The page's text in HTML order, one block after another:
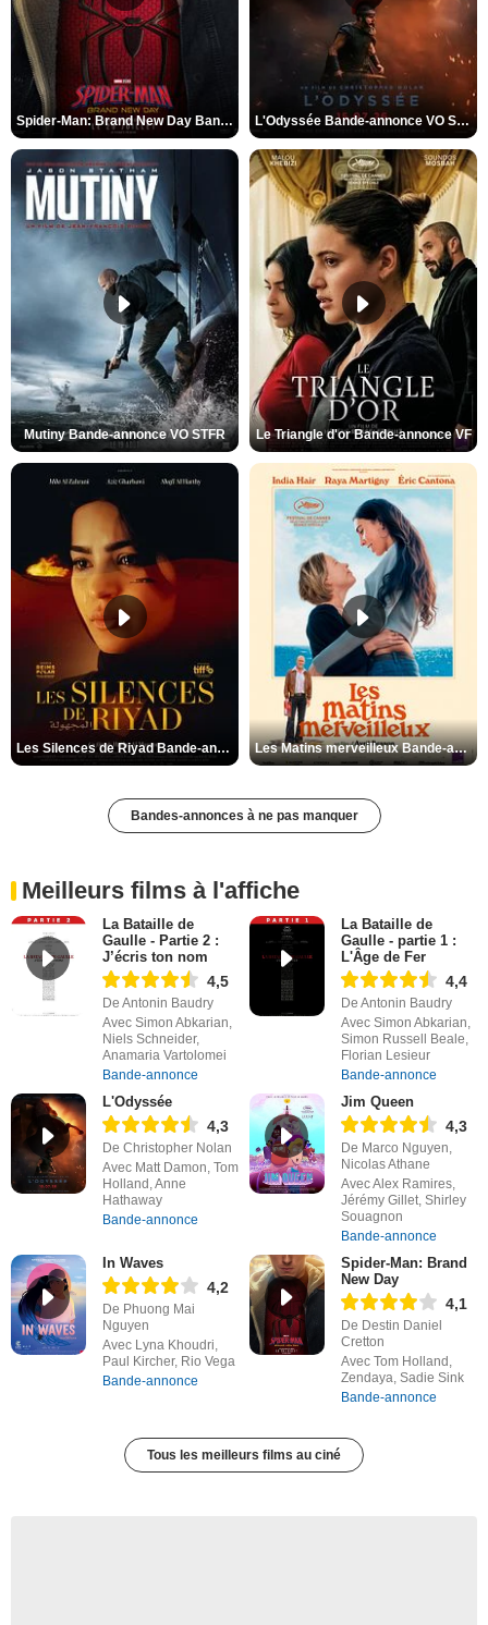
Spider-Man: Brand New Day Bande-annonce VO STFR L'Odyssée Bande-annonce VO STFR
Mutiny Bande-annonce VO STFR Le Triangle d'or Bande-annonce VF
Les Silences de Riyad Bande-annonce VO STFR Les Matins merveilleux Bande-annonce VF
Bandes-annonces à ne pas manquer
Meilleurs films à l'affiche
La Bataille de
Gaulle - Partie 2 :
J’écris ton nom
4,5
De Antonin Baudry
Avec Simon Abkarian,
Niels Schneider,
Anamaria Vartolomei
Bande-annonce
La Bataille de
Gaulle - partie 1 :
L'Âge de Fer
4,4
De Antonin Baudry
Avec Simon Abkarian,
Simon Russell Beale,
Florian Lesieur
Bande-annonce
L'Odyssée
4,3
De Christopher Nolan
Avec Matt Damon, Tom
Holland, Anne
Hathaway
Bande-annonce
Jim Queen
4,3
De Marco Nguyen,
Nicolas Athane
Avec Alex Ramires,
Jérémy Gillet, Shirley
Souagnon
Bande-annonce
In Waves
4,2
De Phuong Mai
Nguyen
Avec Lyna Khoudri,
Paul Kircher, Rio Vega
Bande-annonce
Spider-Man: Brand
New Day
4,1
De Destin Daniel
Cretton
Avec Tom Holland,
Zendaya, Sadie Sink
Bande-annonce
Tous les meilleurs films au ciné